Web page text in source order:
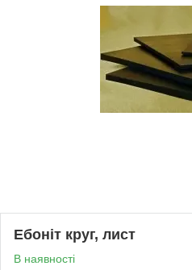
Ебоніт круг, лист
В наявності